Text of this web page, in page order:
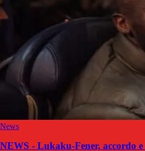
News
NEWS - Lukaku-Fener, accordo